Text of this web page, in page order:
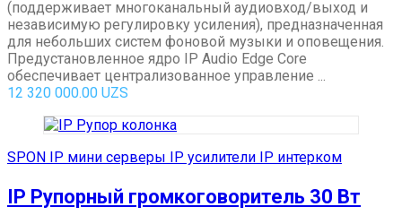
(поддерживает многоканальный аудиовход/выход и
независимую регулировку усиления), предназначенная
для небольших систем фоновой музыки и оповещения.
Предустановленное ядро IP Audio Edge Core
обеспечивает централизованное управление ...
12 320 000.00 UZS
SPON IP мини серверы IP усилители IP интерком
IP Рупорный громкоговоритель 30 Вт